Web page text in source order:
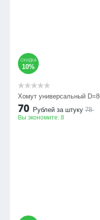
СКИДКА
10%
Хомут универсальный
70 Рублей за штуку 78
Вы экономите: 8